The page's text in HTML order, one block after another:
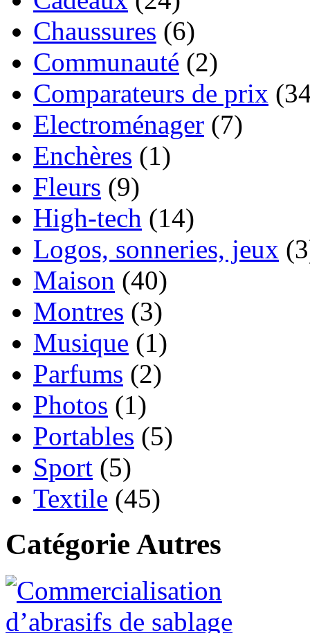
Chaussures (6)
Communauté (2)
Comparateurs de prix
Electroménager (7)
Enchères (1)
Fleurs (9)
High-tech (14)
Logos, sonneries, jeux
Maison (40)
Montres (3)
Musique (1)
Parfums (2)
Photos (1)
Portables (5)
Sport (5)
Textile (45)
Catégorie Autres